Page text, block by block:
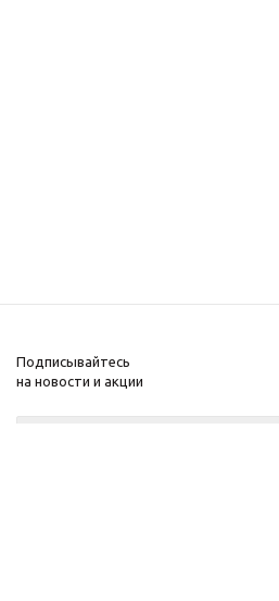
Подписывайтесь
на новости и акции